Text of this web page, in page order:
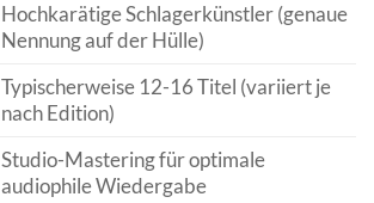
Hochkarätige Schlagerkünstler (genaue
Nennung auf der Hülle)
Typischerweise 12-16 Titel (variiert je
nach Edition)
Studio-Mastering für optimale
audiophile Wiedergabe